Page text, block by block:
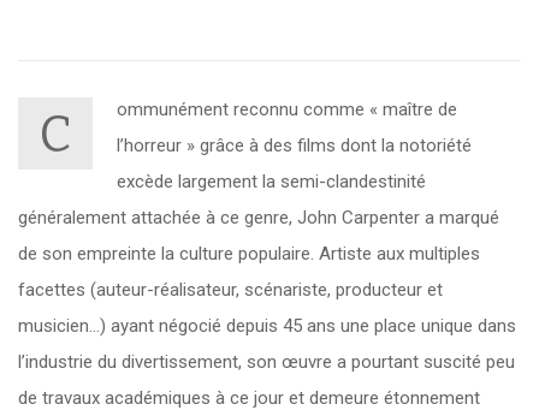
C
ommunément reconnu comme « maître de
l’horreur » grâce à des films dont la notoriété
excède largement la semi-clandestinité
généralement attachée à ce genre, John Carpenter a marqué
de son empreinte la culture populaire. Artiste aux multiples
facettes (auteur-réalisateur, scénariste, producteur et
musicien…) ayant négocié depuis 45 ans une place unique dans
l’industrie du divertissement, son œuvre a pourtant suscité peu
de travaux académiques à ce jour et demeure étonnement